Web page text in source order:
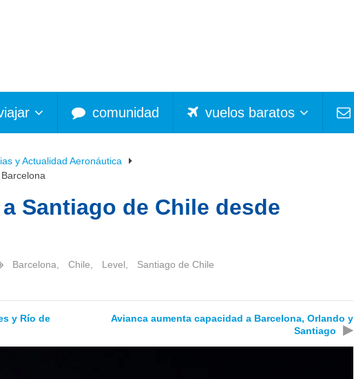
comunidad vuelos baratos
y Actualidad Aeronáutica
Santiago de Chile desde
Barcelona Chile Level
Santiago de Chile
y Río de
Avianca aumenta capacidad a Barcelona, Orlando y
Santiago
▶